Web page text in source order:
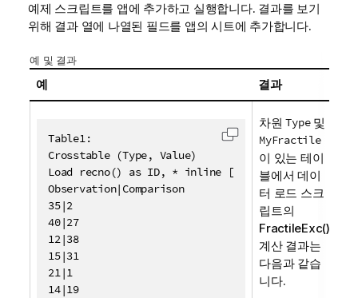
예제 스크립트를 앱에 추가하고 실행합니다. 결과를 보기
위해 결과 열에 나열된 필드를 앱의 시트에 추가합니다.
예 및 결과
예 결과
Table1:
Crosstable (Type, Value)
Load recno() as ID, * inline [
Observation|Comparison
35|2
40|27
12|38
15|31
21|1
14|19
클립보드로 코드를 복
차원Type및
MyFractile
이 있는 테이
블에서 데이
터 로드 스크
립트의
FractileExc()
계산 결과는
다음과 같습
니다.